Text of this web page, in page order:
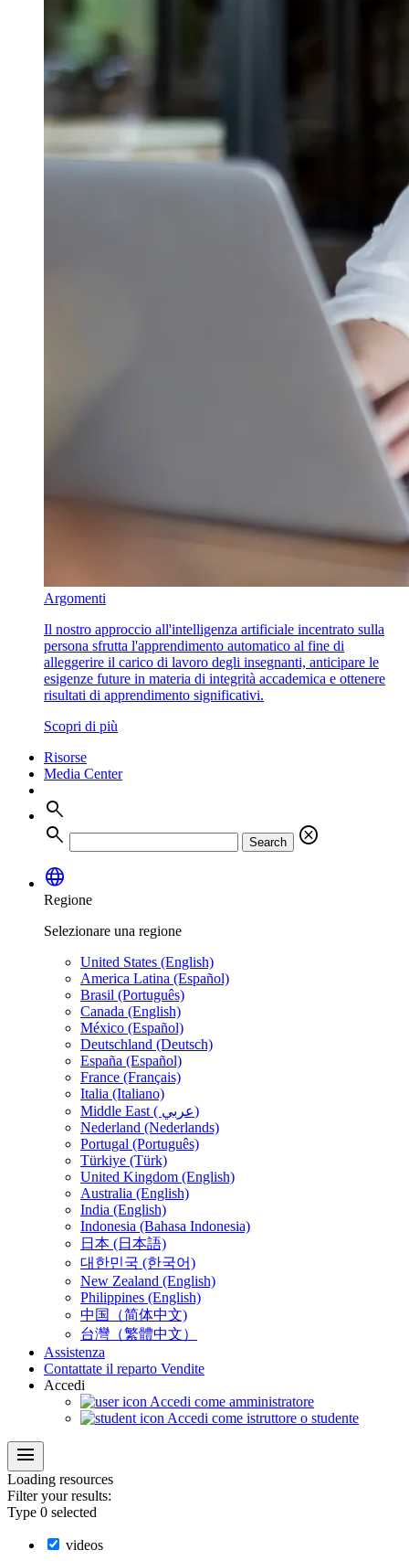
Argomenti
Il nostro approccio all'intelligenza artificiale incentrato sulla
persona sfrutta l'apprendimento automatico al fine di
alleggerire il carico di lavoro degli insegnanti, anticipare le
esigenze future in materia di integrità accademica e ottenere
risultati di apprendimento significativi.
Scopri di più
Risorse
Media Center
search
search
Search
cancel
language
Regione
Selezionare una regione
United States (English)
America Latina (Español)
Brasil (Português)
Canada (English)
México (Español)
Deutschland (Deutsch)
España (Español)
France (Français)
Italia (Italiano)
Middle East ( عربي)
Nederland (Nederlands)
Portugal (Português)
Türkiye (Türk)
United Kingdom (English)
Australia (English)
India (English)
Indonesia (Bahasa Indonesia)
日本 (日本語)
대한민국 (한국어)
New Zealand (English)
Philippines (English)
中国（简体中文)
台灣（繁體中文）
Assistenza
Contattate il reparto Vendite
Accedi
Accedi come amministratore
Accedi come istruttore o studente
menu
Loading resources
Filter your results:
Type 0 selected
videos